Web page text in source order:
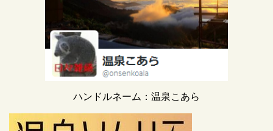
ハンドルネーム：温泉こあら